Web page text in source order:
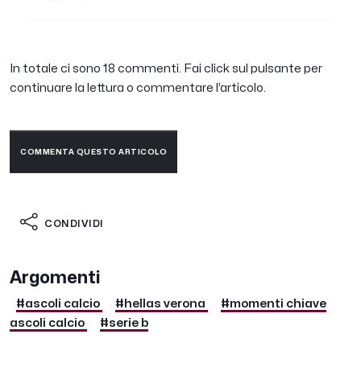
In totale ci sono 18 commenti. Fai click sul pulsante per
continuare la lettura o commentare l’articolo.
COMMENTA QUESTO ARTICOLO
CONDIVIDI
Argomenti
#ascoli calcio #hellas verona
#momenti chiave
ascoli calcio
#serie b